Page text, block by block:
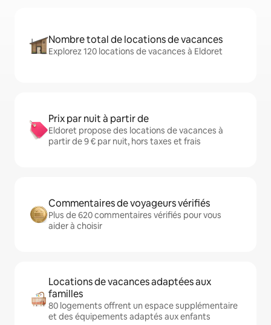
Nombre total de locations de vacances
Explorez 120 locations de vacances à Eldoret
Prix par nuit à partir de
Eldoret propose des locations de vacances à
partir de 9 € par nuit, hors taxes et frais
Commentaires de voyageurs vérifiés
Plus de 620 commentaires vérifiés pour vous
aider à choisir
Locations de vacances adaptées aux
familles
80 logements offrent un espace supplémentaire
et des équipements adaptés aux enfants